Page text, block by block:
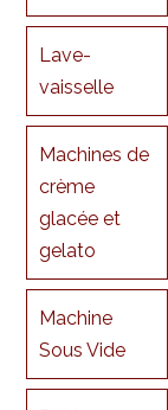
Lave-
vaisselle
Machines de
crème
glacée et
gelato
Machine
Sous Vide